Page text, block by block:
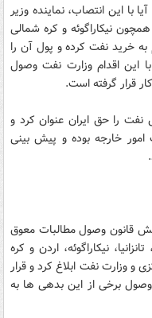
با این انتصاب، نماینده وزیر
نیکاراگوئه و کره شمالی
خرید نفت کرده و پول آن را
این اقدام وزارت نفت وصول
قرار گرفته است.
را حق ایران عنوان کرد و
امور خارجه بوده و پیش بینی
قانون وصول مطالبات معوق
نیکاراگوئه، اردن و کره
و وزارت نفت ابلاغ کرد و قرار
وصول برخی از این بدهی ها به